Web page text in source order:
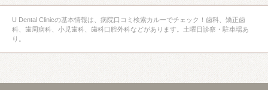
U Dental Clinicの基本情報は、病院口コミ検索カルーでチェック！歯科、矯正歯
科、歯周病科、小児歯科、歯科口腔外科などがあります。土曜日診察・駐車場あ
り。